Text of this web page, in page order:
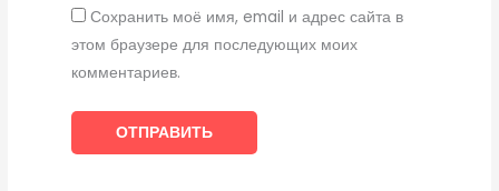
Сохранить моё имя, email и адрес сайта в
этом браузере для последующих моих
комментариев.